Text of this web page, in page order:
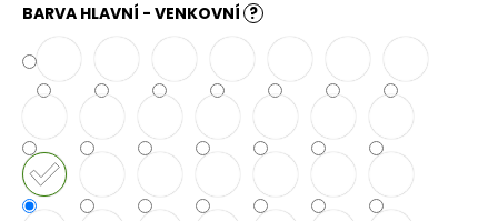
BARVA HLAVNÍ - VENKOVNÍ ?